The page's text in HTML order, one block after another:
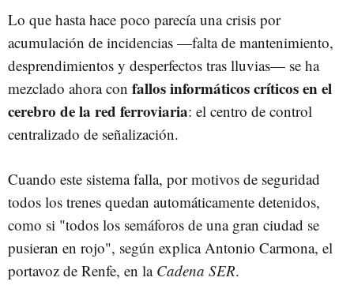
Lo que hasta hace poco parecía una crisis por
acumulación de incidencias —falta de mantenimiento,
desprendimientos y desperfectos tras lluvias— se ha
mezclado ahora con fallos informáticos críticos en el
cerebro de la red ferroviaria: el centro de control
centralizado de señalización.
Cuando este sistema falla, por motivos de seguridad
todos los trenes quedan automáticamente detenidos,
como si "todos los semáforos de una gran ciudad se
pusieran en rojo", según explica Antonio Carmona, el
portavoz de Renfe, en la Cadena SER.